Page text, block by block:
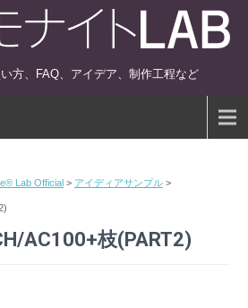
方、FAQ、アイデア、制作工程など
Lab Official > アイディアサンプル >
AC100+枝(PART2)